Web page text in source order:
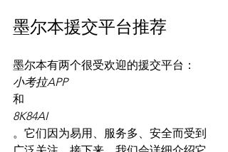
墨尔本援交平台推荐
墨尔本有两个很受欢迎的援交平台：
小考拉APP
和
8K84AI
。它们因为易用、服务多、安全而受到